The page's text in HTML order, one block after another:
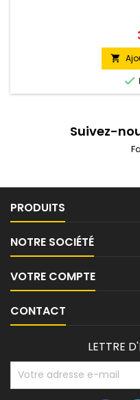


Suivez-
PRODUITS
NOTRE SOCIÉTÉ
VOTRE COMPTE
CONTACT
LETTRE